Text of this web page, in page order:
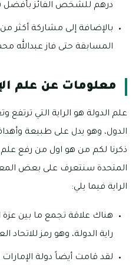
درهم للشخص الفائز بأفضل
بالإضافة إلى مشاركة
المسابقة حتى فاز عبدالله
معلومات عن علم
علم الدولة هو الراية التي
الدول، وهو يدل على طبيعة
ذكرنا لكم من هو اول من رفع علم
المتحدة سنتعرف على بعض
الراية فيما يلي:
هناك علاقة تجمع ما بين عزة
راية الدولة، وهو رمز
لقد قامت أيضاً دولة الإمارات